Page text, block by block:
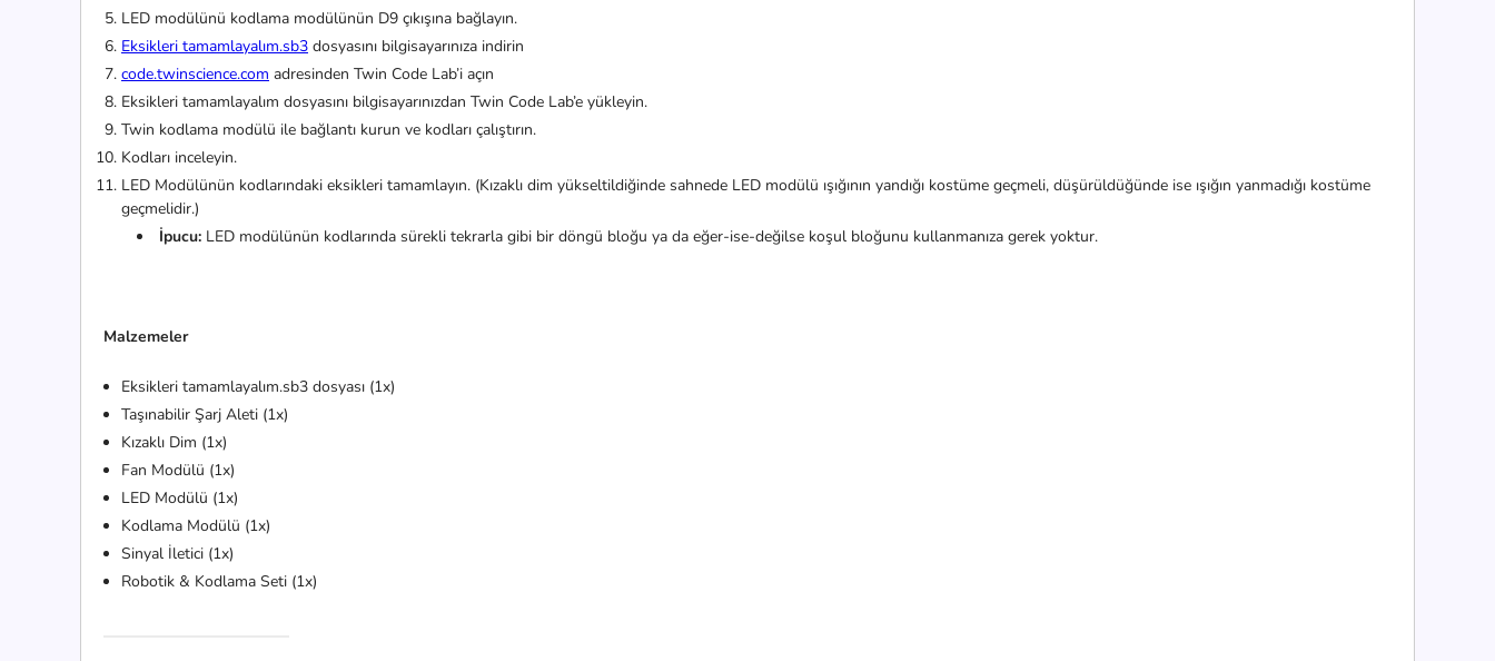
LED modülünü kodlama modülünün D9 çıkışına bağlayın.
Eksikleri tamamlayalım.sb3 dosyasını bilgisayarınıza indirin
code.twinscience.com adresinden Twin Code Lab’i açın
Eksikleri tamamlayalım dosyasını bilgisayarınızdan Twin Code Lab’e yükleyin.
Twin kodlama modülü ile bağlantı kurun ve kodları çalıştırın.
Kodları inceleyin.
LED Modülünün kodlarındaki eksikleri tamamlayın. (Kızaklı dim yükseltildiğinde sahnede LED modülü ışığının yandığı kostüme geçmeli, düşürüldüğünde ise ışığın yanmadığı kostüme
geçmelidir.)
İpucu: LED modülünün kodlarında sürekli tekrarla gibi bir döngü bloğu ya da eğer-ise-değilse koşul bloğunu kullanmanıza gerek yoktur.
Malzemeler
Eksikleri tamamlayalım.sb3 dosyası (1x)
Taşınabilir Şarj Aleti (1x)
Kızaklı Dim (1x)
Fan Modülü (1x)
LED Modülü (1x)
Kodlama Modülü (1x)
Sinyal İletici (1x)
Robotik & Kodlama Seti (1x)